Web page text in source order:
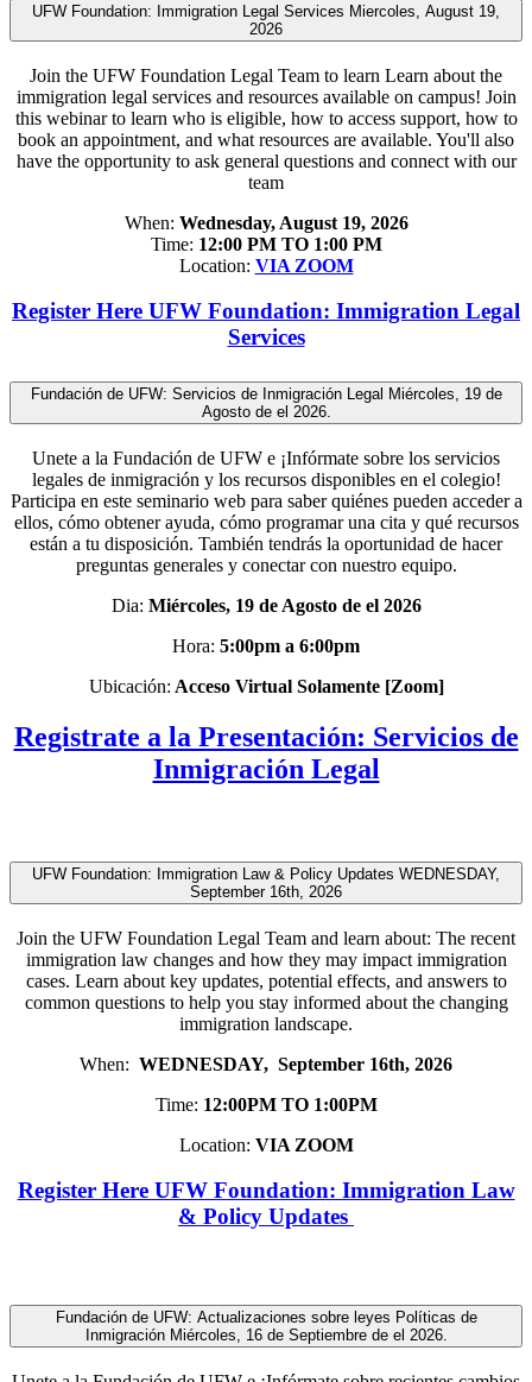
UFW Foundation: Immigration Legal Services Miercoles, August 19,
2026
Join the UFW Foundation Legal Team to learn Learn about the
immigration legal services and resources available on campus! Join
this webinar to learn who is eligible, how to access support, how to
book an appointment, and what resources are available. You'll also
have the opportunity to ask general questions and connect with our
team
When: Wednesday, August 19, 2026
Time: 12:00 PM TO 1:00 PM
Location: VIA ZOOM
Register Here UFW Foundation: Immigration Legal
Services
Fundación de UFW: Servicios de Inmigración Legal Miércoles, 19 de
Agosto de el 2026.
Unete a la Fundación de UFW e ¡Infórmate sobre los servicios
legales de inmigración y los recursos disponibles en el colegio!
Participa en este seminario web para saber quiénes pueden acceder a
ellos, cómo obtener ayuda, cómo programar una cita y qué recursos
están a tu disposición. También tendrás la oportunidad de hacer
preguntas generales y conectar con nuestro equipo.
Dia: Miércoles, 19 de Agosto de el 2026
Hora: 5:00pm a 6:00pm
Ubicación: Acceso Virtual Solamente [Zoom]
Registrate a la Presentación: Servicios de
Inmigración Legal
UFW Foundation: Immigration Law & Policy Updates WEDNESDAY,
September 16th, 2026
Join the UFW Foundation Legal Team and learn about: The recent
immigration law changes and how they may impact immigration
cases. Learn about key updates, potential effects, and answers to
common questions to help you stay informed about the changing
immigration landscape.
When: WEDNESDAY, September 16th, 2026
Time: 12:00PM TO 1:00PM
Location: VIA ZOOM
Register Here UFW Foundation: Immigration Law
& Policy Updates
Fundación de UFW: Actualizaciones sobre leyes Políticas de
Inmigración Miércoles, 16 de Septiembre de el 2026.